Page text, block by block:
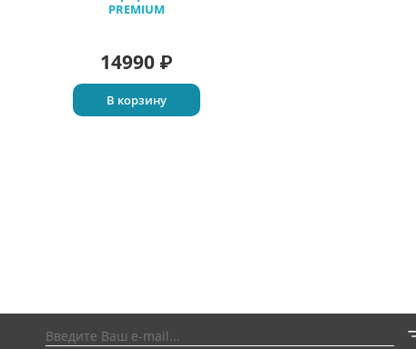
PREMIUM
14990 ₽
В корзину